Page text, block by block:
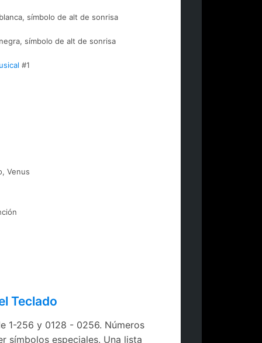
símbolo de alt de sonrisa
símbolo de alt de sonrisa
#1
Venus
Teclado
1-256 y 0128 - 0256. Números
símbolos especiales. Una lista